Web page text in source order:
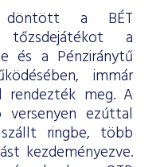
döntött a BÉT
tőzsdejátékot a
és a Pénziránytű
immár
rendezték meg. A
ezúttal
ringbe, több
kezdeményezve.